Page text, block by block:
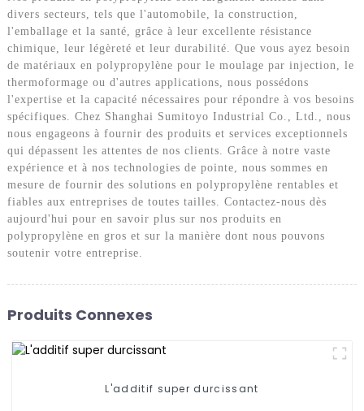
divers secteurs, tels que l'automobile, la construction,
l'emballage et la santé, grâce à leur excellente résistance
chimique, leur légèreté et leur durabilité. Que vous ayez besoin
de matériaux en polypropylène pour le moulage par injection, le
thermoformage ou d'autres applications, nous possédons
l'expertise et la capacité nécessaires pour répondre à vos besoins
spécifiques. Chez Shanghai Sumitoyo Industrial Co., Ltd., nous
nous engageons à fournir des produits et services exceptionnels
qui dépassent les attentes de nos clients. Grâce à notre vaste
expérience et à nos technologies de pointe, nous sommes en
mesure de fournir des solutions en polypropylène rentables et
fiables aux entreprises de toutes tailles. Contactez-nous dès
aujourd'hui pour en savoir plus sur nos produits en
polypropylène en gros et sur la manière dont nous pouvons
soutenir votre entreprise.
Produits Connexes
L'additif super durcissant